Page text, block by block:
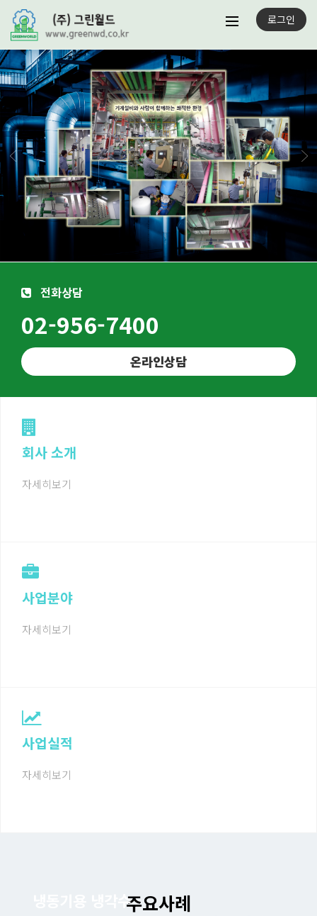
로그인
전화상담
02-956-7400
온라인상담
회사 소개
자세히보기
사업분야
자세히보기
사업실적
자세히보기
주요사례
냉동기용 냉각수